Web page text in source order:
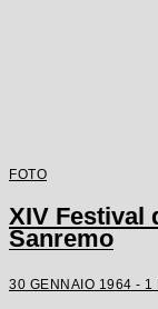
FOTO
XIV Festival
Sanremo
30 GENNAIO 1964 - 1